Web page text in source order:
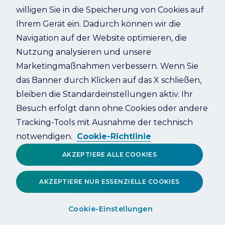
Refresh
willigen Sie in die Speicherung von Cookies auf
Ihrem Gerät ein. Dadurch können wir die
Navigation auf der Website optimieren, die
Nutzung analysieren und unsere
Marketingmaßnahmen verbessern. Wenn Sie
das Banner durch Klicken auf das X schließen,
bleiben die Standardeinstellungen aktiv. Ihr
Besuch erfolgt dann ohne Cookies oder andere
Tracking-Tools mit Ausnahme der technisch
notwendigen. Cookie-Richtlinie
Cookie-Einstellungen
AKZEPTIERE NUR ESSENZIELLE COOKIES
AKZEPTIERE ALLE COOKIES